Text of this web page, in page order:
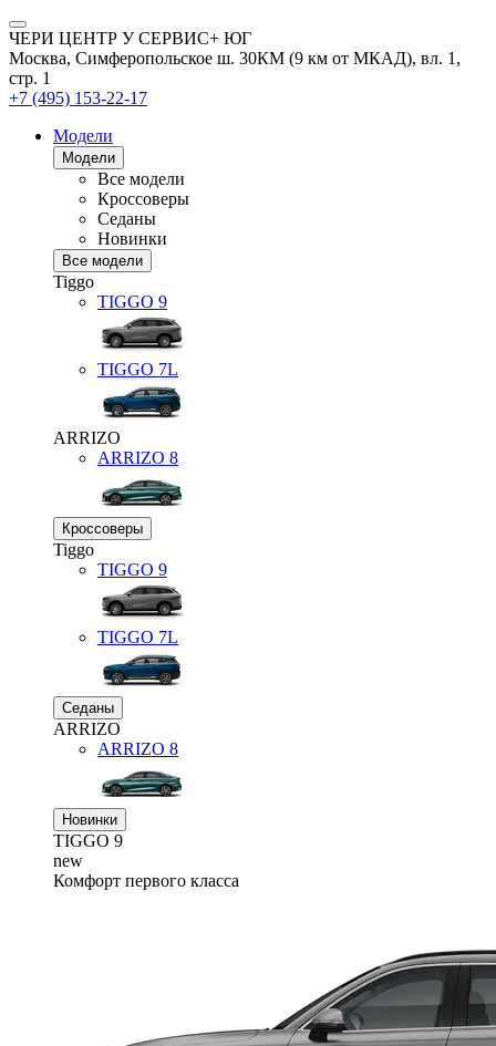
ЧЕРИ ЦЕНТР У СЕРВИС+ ЮГ
Москва, Симферопольское ш. 30КМ (9 км от МКАД), вл. 1,
стр. 1
+7 (495) 153-22-17
Модели
Модели
Все модели
Кроссоверы
Седаны
Новинки
Все модели
Tiggo
TIGGO 9
TIGGO 7L
ARRIZO
ARRIZO 8
Кроссоверы
Tiggo
TIGGO 9
TIGGO 7L
Седаны
ARRIZO
ARRIZO 8
Новинки
TIGGO 9
new
Комфорт первого класса